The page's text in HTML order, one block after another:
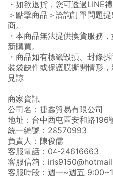
・如欲退貨，您可透過LINE
＞點擊商品＞洽詢訂單問題
商。
・本商品無法提供換貨服務
新購買。
・商品如有標籤毀損、封條
裝袋缺件或保護膜撕開情形
見諒
商家資訊
公司名：捷鑫貿易有限公司
地址：台中西屯區安和路196
統一編號：28570993
負責人：陳俊儒
客服電話：04-24616663
客服信箱：
客服時段：週一~週五